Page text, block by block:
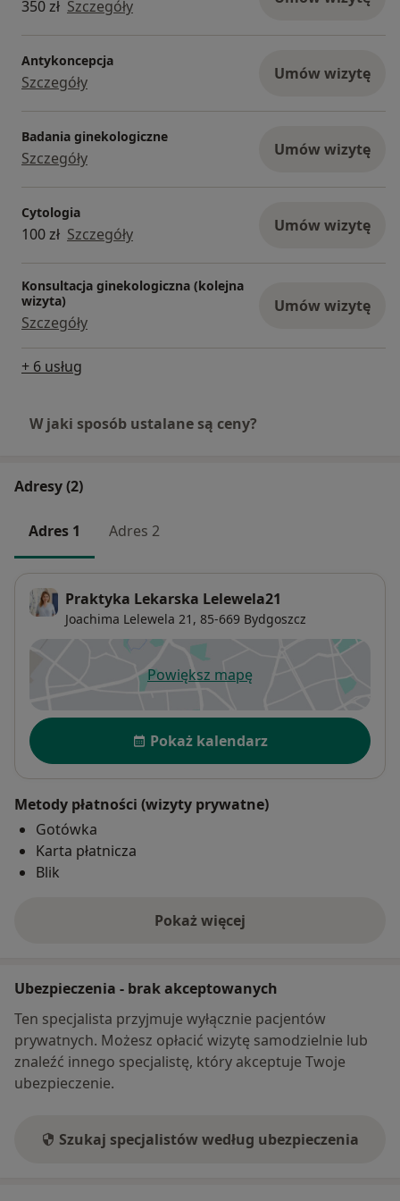
350 zł Szczegóły
Antykoncepcja
Szczegóły Umów wizytę
Badania ginekologiczne
Szczegóły Umów wizytę
Cytologia
100 zł Szczegóły Umów wizytę
Konsultacja ginekologiczna (kolejna
wizyta)
Szczegóły
Umów wizytę
+ 6 usług
W jaki sposób ustalane są ceny?
Adresy (2)
Adres 1 Adres 2
Praktyka Lekarska Lelewela21
Joachima Lelewela 21, 85-669 Bydgoszcz
Powiększ mapęotwiera się w nowej karcie
Dostępność
Pokaż kalendarz
Metody płatności (wizyty prywatne)
Gotówka
Karta płatnicza
Blik
Pokaż więcej
o adresie
Ubezpieczenia - brak akceptowanych
Ten specjalista przyjmuje wyłącznie pacjentów
prywatnych. Możesz opłacić wizytę samodzielnie lub
znaleźć innego specjalistę, który akceptuje Twoje
ubezpieczenie.
Szukaj specjalistów według ubezpieczenia